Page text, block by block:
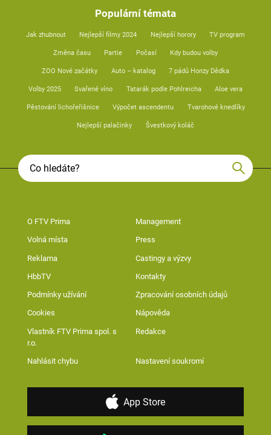
Populární témata
Jak zhubnout Nejlepší filmy 2024 Nejlepší horory TV program
Změna času Partie Počasí Kdy budou volby
ZOO Nové začátky Auto – katalog 7 pádů Honzy Dědka
Volby 2025 Svařené víno Tatarák podle Pohlreicha Aloe vera
Pěstování lichořeřišnice Výpočet ascendentu Tvarohové knedlíky
Nejlepší palačinky Švestkový koláč
O FTV Prima Management
Volná místa Press
Reklama Castingy a výzvy
HbbTV Kontakty
Podmínky užívání Zpracování osobních údajů
Cookies Nápověda
Vlastník FTV Prima spol. s
r.o.
Redakce
Nahlásit chybu Nastavení soukromí
App Store